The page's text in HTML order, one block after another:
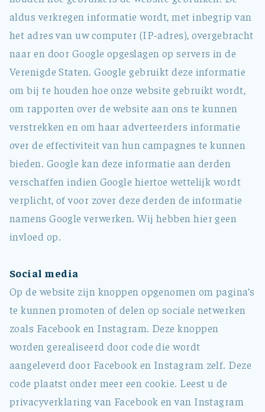
aldus verkregen informatie wordt, met inbegrip van
het adres van uw computer (IP-adres), overgebracht
naar en door Google opgeslagen op servers in de
Verenigde Staten. Google gebruikt deze informatie
om bij te houden hoe onze website gebruikt wordt,
om rapporten over de website aan ons te kunnen
verstrekken en om haar adverteerders informatie
over de effectiviteit van hun campagnes te kunnen
bieden. Google kan deze informatie aan derden
verschaffen indien Google hiertoe wettelijk wordt
verplicht, of voor zover deze derden de informatie
namens Google verwerken. Wij hebben hier geen
invloed op.
Social media
Op de website zijn knoppen opgenomen om pagina’s
te kunnen promoten of delen op sociale netwerken
zoals Facebook en Instagram. Deze knoppen
worden gerealiseerd door code die wordt
aangeleverd door Facebook en Instagram zelf. Deze
code plaatst onder meer een cookie. Leest u de
privacyverklaring van Facebook en van Instagram